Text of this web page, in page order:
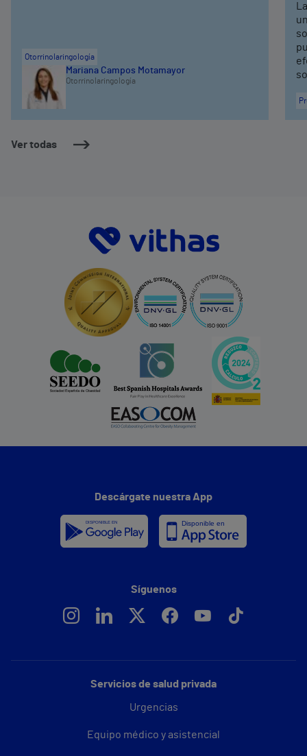
Ver todas
Otorrinolaringología
Mariana Campos Motamayor
Otorrinolaringología
Servicios de salud privada
Urgencias
Equipo médico y asistencial
Descárgate nuestra App
Síguenos